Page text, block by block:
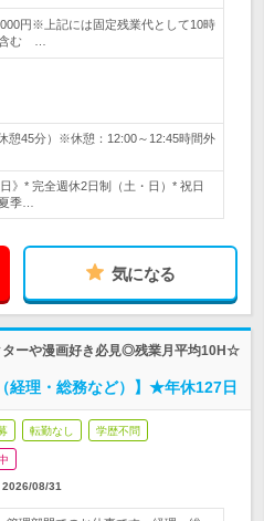
円※上記には固定残業代として10時
含む …
憩45分）※休憩：12:00～12:45時間外
》* 完全週休2日制（土・日）* 祝日
季…
気になる
ターや漫画好き必見◎残業月平均10H☆
経理・総務など）】★年休127日
転勤なし 学歴不問
2026/08/31